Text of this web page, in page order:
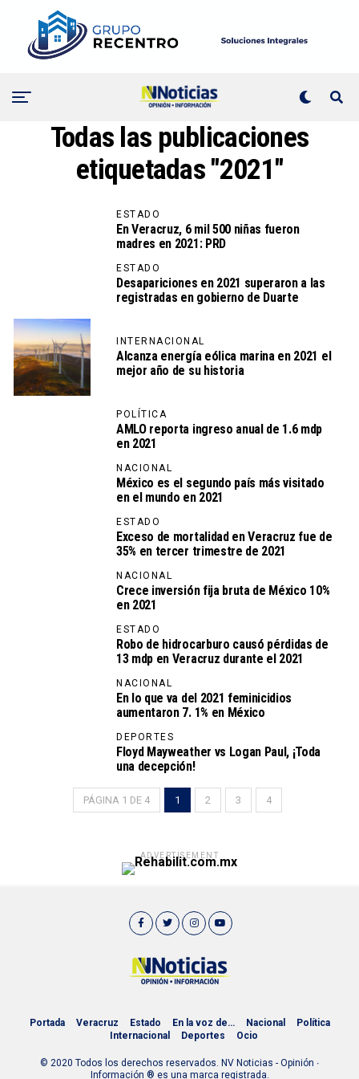
Todas las publicaciones
etiquetadas "2021"
ESTADO
En Veracruz, 6 mil 500 niñas fueron
madres en 2021: PRD
ESTADO
Desapariciones en 2021 superaron a las
registradas en gobierno de Duarte
INTERNACIONAL
Alcanza energía eólica marina en 2021 el
mejor año de su historia
POLÍTICA
AMLO reporta ingreso anual de 1.6 mdp
en 2021
NACIONAL
México es el segundo país más visitado
en el mundo en 2021
ESTADO
Exceso de mortalidad en Veracruz fue de
35% en tercer trimestre de 2021
NACIONAL
Crece inversión fija bruta de México 10%
en 2021
ESTADO
Robo de hidrocarburo causó pérdidas de
13 mdp en Veracruz durante el 2021
NACIONAL
En lo que va del 2021 feminicidios
aumentaron 7. 1% en México
DEPORTES
Floyd Mayweather vs Logan Paul, ¡Toda
una decepción!
PÁGINA 1 DE 4 1 2 3 4
ADVERTISEMENT
Portada Veracruz Estado En la voz de… Nacional
Política
Internacional
Deportes Ocio
© 2020 Todos los derechos reservados. NV Noticias - Opinión ∙
Información ® es una marca registrada.